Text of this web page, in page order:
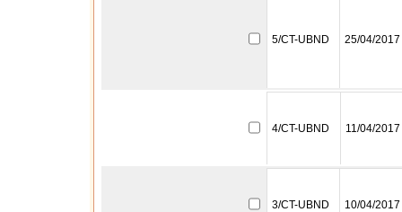
5/CT-UBND 25/04/2017
4/CT-UBND 11/04/2017
3/CT-UBND 10/04/2017